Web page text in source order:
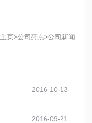
主页>公司亮点>公司新闻
2016-10-13
2016-09-21